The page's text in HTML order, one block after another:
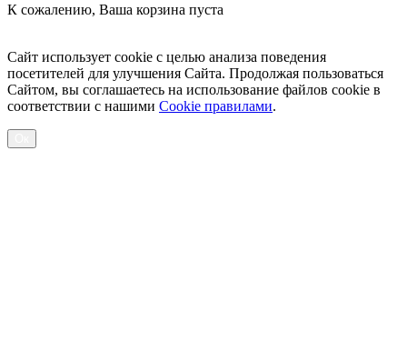
К сожалению, Ваша корзина пуста
Сайт использует cookie с целью анализа поведения
посетителей для улучшения Сайта. Продолжая пользоваться
Сайтом, вы соглашаетесь на использование файлов cookie в
соответствии с нашими Cookiе правилами.